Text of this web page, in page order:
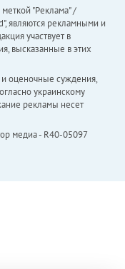
"Реклама" /
являются рекламными и
участвует в
высказанные в этих
и оценочные суждения,
украинскому
рекламы несет
медиа - R40-05097